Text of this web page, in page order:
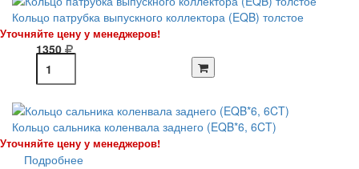
Кольцо патрубка выпускного коллектора (EQB) толстое
Уточняйте цену у менеджеров!
1350
Кольцо сальника коленвала заднего (EQB*6, 6CT)
Уточняйте цену у менеджеров!
Подробнее